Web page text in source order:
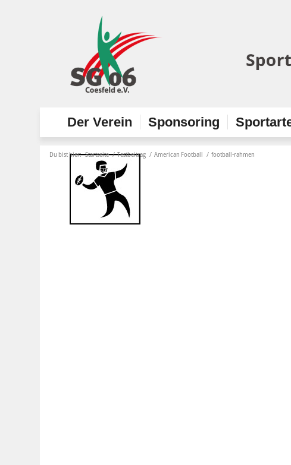
Der Verein Sponsoring
Du bist hier: Startseite / Testbeitrag / American Football / football-rahmen